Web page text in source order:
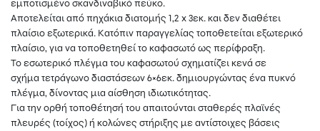
58,95 €
εμποτισμένο σκανδιναβικό πεύκο.
Αποτελείται από πηχάκια διατομής 1,2 x 3εκ. και δεν διαθέτει
πλαίσιο εξωτερικά. Κατόπιν παραγγελίας τοποθετείται εξωτερικό
πλαίσιο, για να τοποθετηθεί το καφασωτό ως περίφραξη.
Το εσωτερικό πλέγμα του καφασωτού σχηματίζει κενά σε
σχήμα τετράγωνο διαστάσεων 6×6εκ. δημιουργώντας ένα πυκνό
πλέγμα, δίνοντας μια αίσθηση ιδιωτικότητας.
Για την ορθή τοποθέτησή του απαιτούνται σταθερές πλαϊνές
πλευρές (τοίχος) ή κολώνες στήριξης με αντίστοιχες βάσεις